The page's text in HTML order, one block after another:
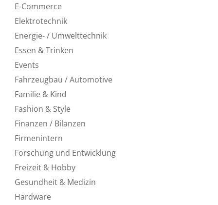
E-Commerce
Elektrotechnik
Energie- / Umwelttechnik
Essen & Trinken
Events
Fahrzeugbau / Automotive
Familie & Kind
Fashion & Style
Finanzen / Bilanzen
Firmenintern
Forschung und Entwicklung
Freizeit & Hobby
Gesundheit & Medizin
Hardware